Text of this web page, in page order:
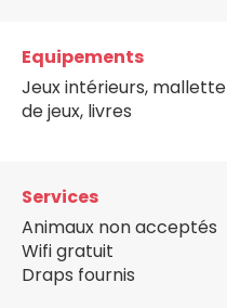
Equipements
Jeux intérieurs, mallette
de jeux, livres
Services
Animaux non acceptés
Wifi gratuit
Draps fournis